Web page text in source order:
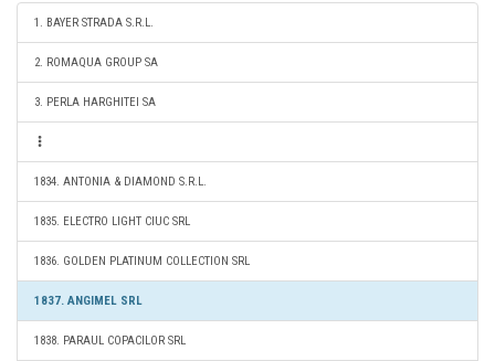
1. BAYER STRADA S.R.L.
2. ROMAQUA GROUP SA
3. PERLA HARGHITEI SA
1834. ANTONIA & DIAMOND S.R.L.
1835. ELECTRO LIGHT CIUC SRL
1836. GOLDEN PLATINUM COLLECTION SRL
1837. ANGIMEL SRL
1838. PARAUL COPACILOR SRL